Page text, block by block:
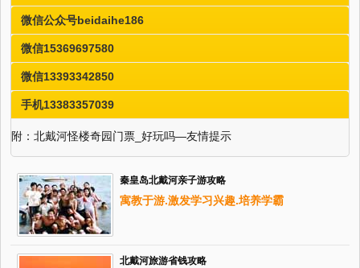
微信公众号beidaihe186
微信15369697580
微信13393342850
手机13383357039
附：北戴河怪楼奇园门票_好玩吗—友情提示
秦皇岛北戴河亲子游攻略
寓教于游.激发学习兴趣.培养学霸
北戴河旅游省钱攻略